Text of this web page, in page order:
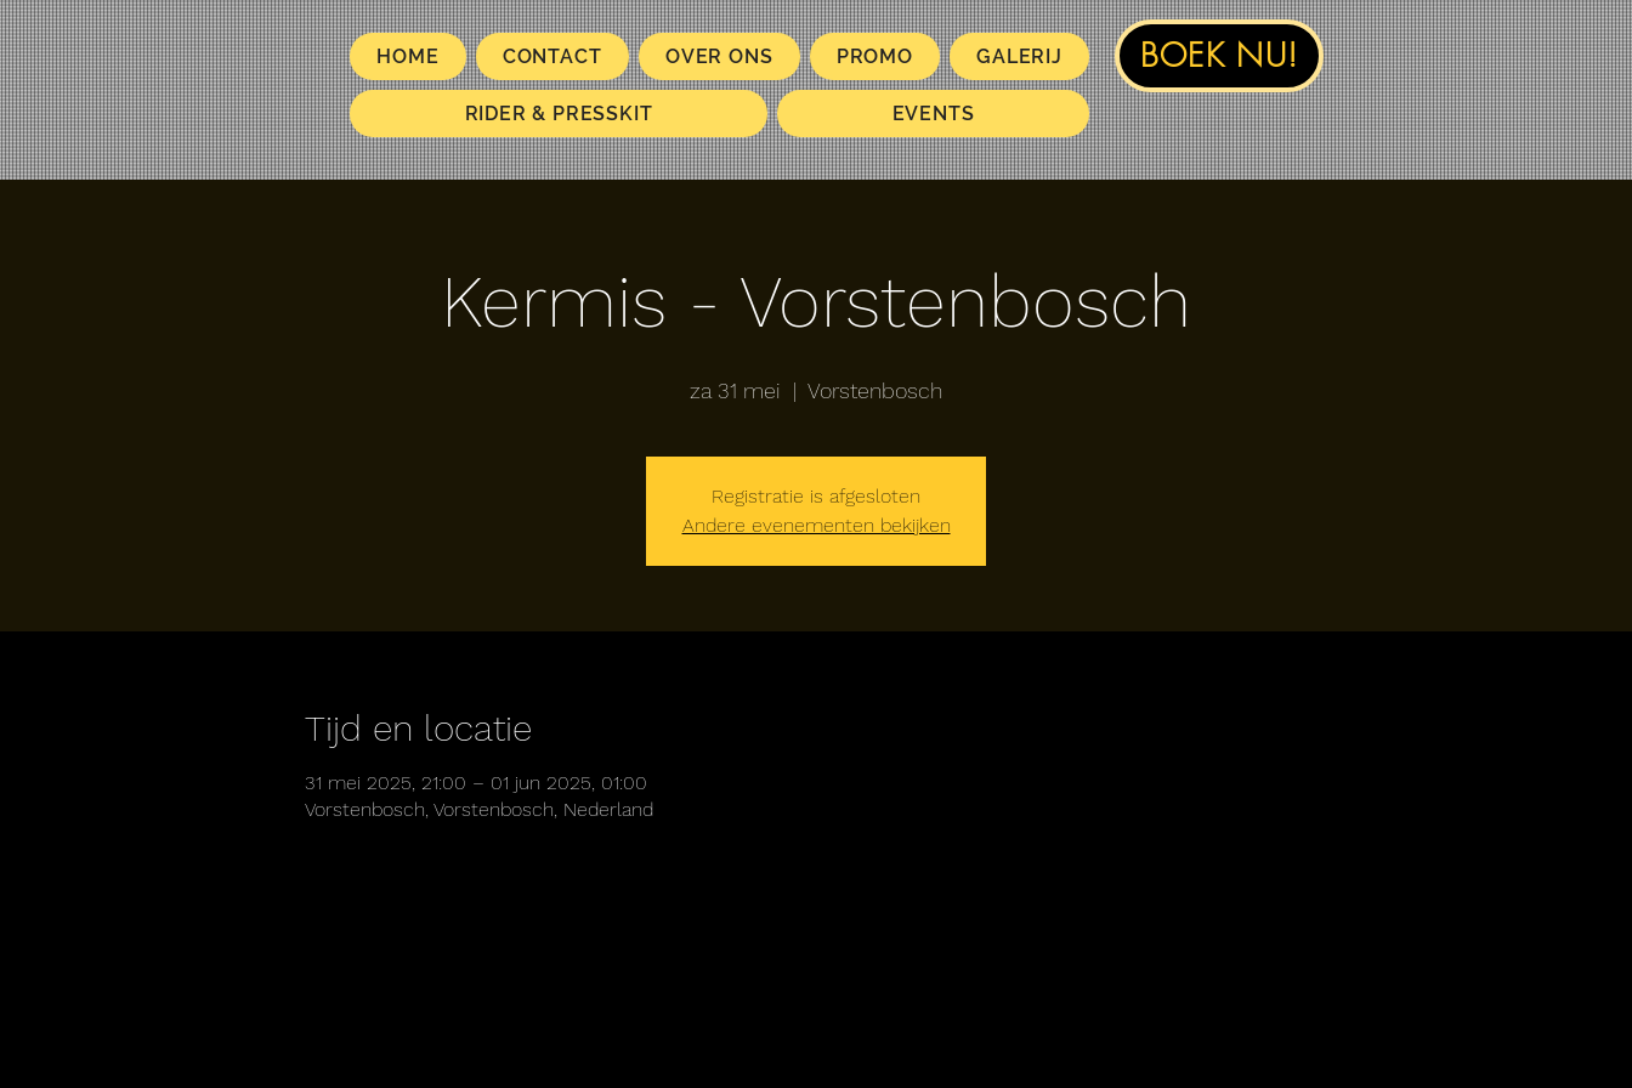
HOME CONTACT OVER ONS PROMO GALERIJ
RIDER & PRESSKIT EVENTS
BOEK NU!
Kermis - Vorstenbosch
za 31 mei
  |
Vorstenbosch
Registratie is afgesloten
Andere evenementen bekijken
Tijd en locatie
31 mei 2025, 21:00 – 01 jun 2025, 01:00
Vorstenbosch, Vorstenbosch, Nederland